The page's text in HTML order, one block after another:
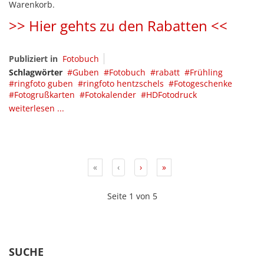
Warenkorb.
>> Hier gehts zu den Rabatten <<
Publiziert in Fotobuch
Schlagwörter
Guben Fotobuch rabatt
Frühling
ringfoto guben
ringfoto hentzschels
Fotogeschenke
Fotogrußkarten
Fotokalender
HDFotodruck
weiterlesen ...
« ‹ › »
Seite 1 von 5
SUCHE